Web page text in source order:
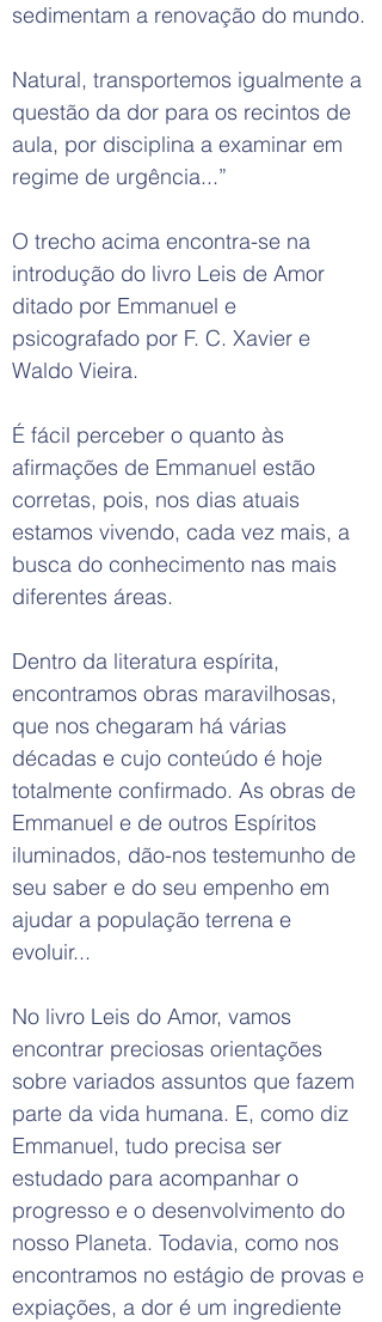
sedimentam a renovação do mundo.
Natural, transportemos igualmente a
questão da dor para os recintos de
aula, por disciplina a examinar em
regime de urgência...”
O trecho acima encontra-se na
introdução do livro Leis de Amor
ditado por Emmanuel e
psicografado por F. C. Xavier e
Waldo Vieira.
É fácil perceber o quanto às
afirmações de Emmanuel estão
corretas, pois, nos dias atuais
estamos vivendo, cada vez mais, a
busca do conhecimento nas mais
diferentes áreas.
Dentro da literatura espírita,
encontramos obras maravilhosas,
que nos chegaram há várias
décadas e cujo conteúdo é hoje
totalmente confirmado. As obras de
Emmanuel e de outros Espíritos
iluminados, dão-nos testemunho de
seu saber e do seu empenho em
ajudar a população terrena e
evoluir...
No livro Leis do Amor, vamos
encontrar preciosas orientações
sobre variados assuntos que fazem
parte da vida humana. E, como diz
Emmanuel, tudo precisa ser
estudado para acompanhar o
progresso e o desenvolvimento do
nosso Planeta. Todavia, como nos
encontramos no estágio de provas e
expiações, a dor é um ingrediente